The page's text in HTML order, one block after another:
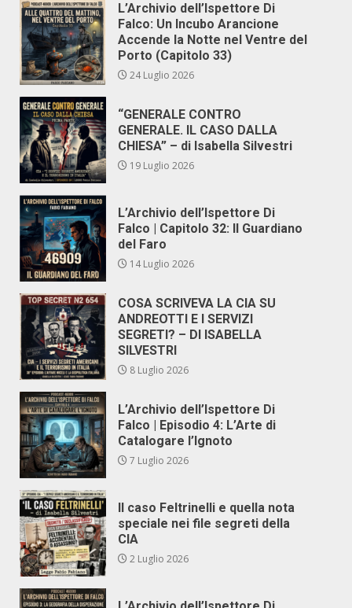
L’Archivio dell’Ispettore Di
Falco: Un Incubo Arancione
Accende la Notte nel Ventre del
Porto (Capitolo 33)
24 Luglio 2026
“GENERALE CONTRO
GENERALE. IL CASO DALLA
CHIESA” – di Isabella Silvestri
19 Luglio 2026
L’Archivio dell’Ispettore Di
Falco | Capitolo 32: Il Guardiano
del Faro
14 Luglio 2026
COSA SCRIVEVA LA CIA SU
ANDREOTTI E I SERVIZI
SEGRETI? – DI ISABELLA
SILVESTRI
8 Luglio 2026
L’Archivio dell’Ispettore Di
Falco | Episodio 4: L’Arte di
Catalogare l’Ignoto
7 Luglio 2026
Il caso Feltrinelli e quella nota
speciale nei file segreti della
CIA
2 Luglio 2026